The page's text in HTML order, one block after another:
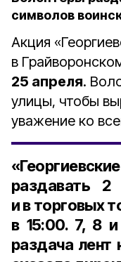
символов
Акция
в
25 апреля.
улицы, чтобы
уважение ко
раздавать
и в торговых
в 15:00. 7, 8
раздача